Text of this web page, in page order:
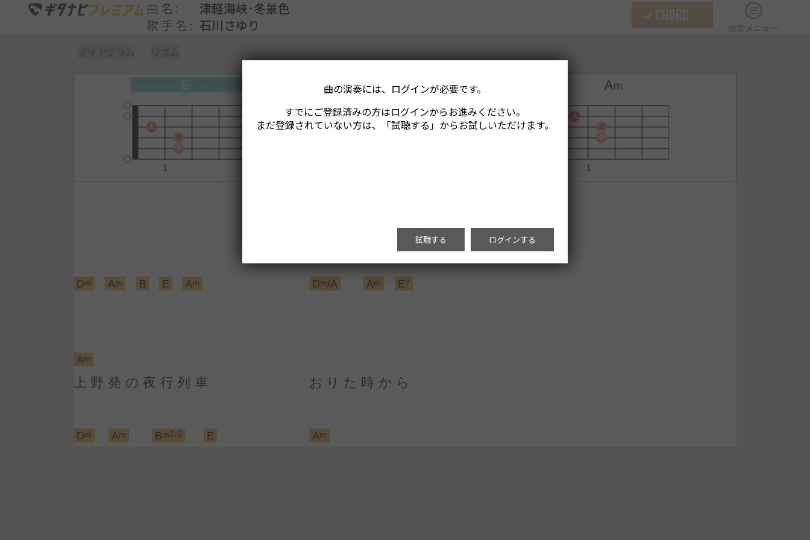
曲名
津軽海峡･冬景色
歌手名
石川さゆり
CHORD
曲の演奏には、ログインが必要です。
すでにご登録済みの方はログインからお進みください。
まだ登録されていない方は、「試聴する」からお試しいただけます。
試聴する ログインする